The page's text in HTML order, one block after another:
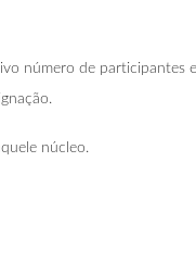
número de participantes
núcleo.